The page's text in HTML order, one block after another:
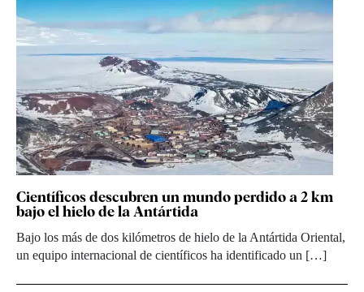
Científicos descubren un mundo perdido a 2 km
bajo el hielo de la Antártida
Bajo los más de dos kilómetros de hielo de la Antártida Oriental,
un equipo internacional de científicos ha identificado un […]